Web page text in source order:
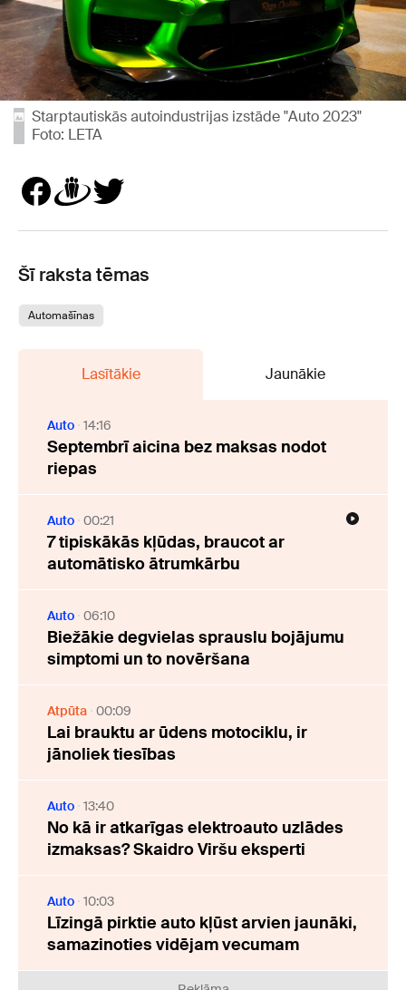
Starptautiskās autoindustrijas izstāde "Auto 2023"
Foto: LETA
Šī raksta tēmas
Automašīnas
Lasītākie Jaunākie
Auto 14:16
Septembrī aicina bez maksas nodot
riepas
Auto 00:21
7 tipiskākās kļūdas, braucot ar
automātisko ātrumkārbu
Auto 06:10
Biežākie degvielas sprauslu bojājumu
simptomi un to novēršana
Atpūta 00:09
Lai brauktu ar ūdens motociklu, ir
jānoliek tiesības
Auto 13:40
No kā ir atkarīgas elektroauto uzlādes
izmaksas? Skaidro Viršu eksperti
Auto 10:03
Līzingā pirktie auto kļūst arvien jaunāki,
samazinoties vidējam vecumam